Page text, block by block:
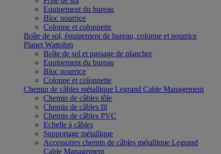
Equipement du bureau
Bloc nourrice
Colonne et colonnette
Boîte de sol, équipement de bureau, colonne et nourrice
Planet Wattohm
Boîte de sol et passage de plancher
Equipement du bureau
Bloc nourrice
Colonne et colonnette
Chemin de câbles métallique Legrand Cable Management
Chemin de câbles tôle
Chemin de câbles fil
Chemin de câbles PVC
Echelle à câbles
Supportage métallique
Accessoires chemin de câbles métallique Legrand
Cable Management